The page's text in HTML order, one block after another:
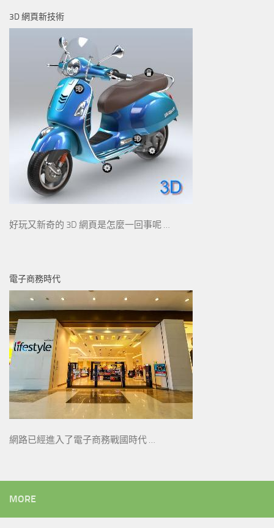
3D 網頁新技術
好玩又新奇的 3D 網頁是怎麼一回事呢 …
電子商務時代
網路已經進入了電子商務戰國時代 …
MORE